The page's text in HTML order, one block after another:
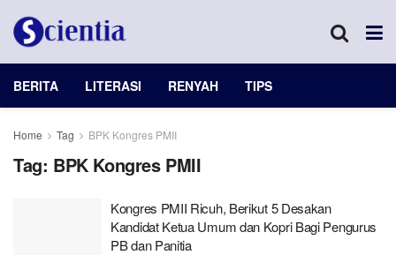
BERITA LITERASI RENYAH TIPS
Home Tag BPK Kongres PMII
Tag: BPK Kongres PMII
Kongres PMII Ricuh, Berikut 5 Desakan
Kandidat Ketua Umum dan Kopri Bagi Pengurus
PB dan Panitia